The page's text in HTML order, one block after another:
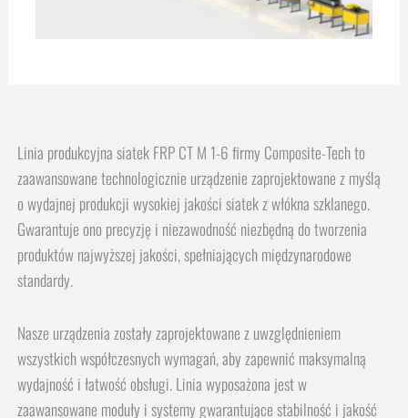
Linia produkcyjna siatek FRP CT M 1-6 firmy Composite-Tech to
zaawansowane technologicznie urządzenie zaprojektowane z myślą
o wydajnej produkcji wysokiej jakości siatek z włókna szklanego.
Gwarantuje ono precyzję i niezawodność niezbędną do tworzenia
produktów najwyższej jakości, spełniających międzynarodowe
standardy.
Nasze urządzenia zostały zaprojektowane z uwzględnieniem
wszystkich współczesnych wymagań, aby zapewnić maksymalną
wydajność i łatwość obsługi. Linia wyposażona jest w
zaawansowane moduły i systemy gwarantujące stabilność i jakość